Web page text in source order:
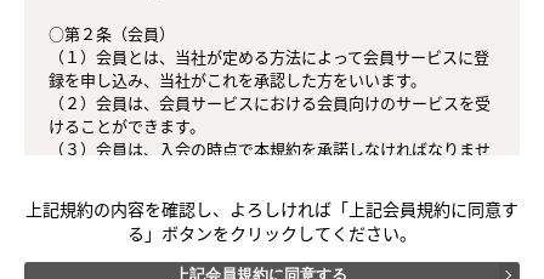
○第２条（会員）
（１）会員とは、当社が定める方法によって会員サービスに登
録を申し込み、当社がこれを承認した方をいいます。
（２）会員は、会員サービスにおける会員向けのサービスを受
けることができます。
（３）会員は、入会の時点で本規約を承諾しなければなりませ
○第３条（会員ＩＤ番号とパスワード）
（１）会員は、会員ＩＤ番号を付与され、パスワードを登録す
上記規約の内容を確認し、よろしければ「上記会員規約に同意す
る」ボタンをクリックしてください。
上記会員規約に同意する